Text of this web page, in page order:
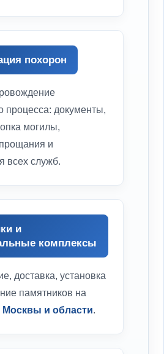
похорон
процесса: документы,
могилы,
и
всех служб.
и
комплексы
доставка, установка
памятников на
и области.